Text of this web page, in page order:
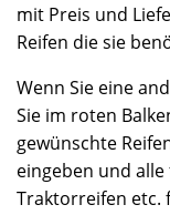
mit Preis und
Reifen die sie
Wenn Sie eine
Sie im roten
gewünschte
eingeben und
Traktorreifen etc.